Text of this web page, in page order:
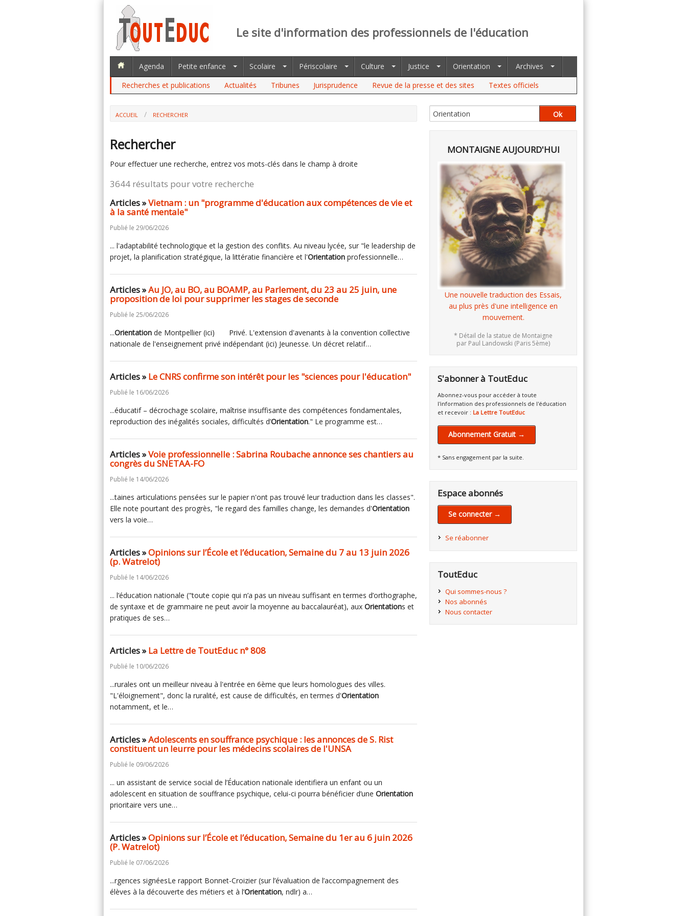
Le site d'information des professionnels de l'éducation
Agenda Petite enfance Scolaire Périscolaire Culture Justice Orientation
Archives
Recherches et publications
Actualités Tribunes Jurisprudence Revue de la presse et des sites Textes officiels
ACCUEIL RECHERCHER
Rechercher
Pour effectuer une recherche, entrez vos mots-clés dans le champ à droite
3644 résultats pour votre recherche
Articles »Vietnam : un "programme d'éducation aux compétences de vie et
à la santé mentale"
Publié le 29/06/2026
... l'adaptabilité technologique et la gestion des conflits. Au niveau lycée, sur "le leadership de
projet, la planification stratégique, la littératie financière et l'Orientation professionnelle…
Articles »Au JO, au BO, au BOAMP, au Parlement, du 23 au 25 juin, une
proposition de loi pour supprimer les stages de seconde
Publié le 25/06/2026
...Orientation de Montpellier (ici) Privé. L'extension d'avenants à la convention collective
nationale de l'enseignement privé indépendant (ici) Jeunesse. Un décret relatif…
Articles »Le CNRS confirme son intérêt pour les "sciences pour l'éducation"
Publié le 16/06/2026
...éducatif – décrochage scolaire, maîtrise insuffisante des compétences fondamentales,
reproduction des inégalités sociales, difficultés d’Orientation." Le programme est…
Articles »Voie professionnelle : Sabrina Roubache annonce ses chantiers au
congrès du SNETAA-FO
Publié le 14/06/2026
...taines articulations pensées sur le papier n'ont pas trouvé leur traduction dans les classes".
Elle note pourtant des progrès, "le regard des familles change, les demandes d'Orientation
vers la voie…
Articles »Opinions sur l’École et l’éducation, Semaine du 7 au 13 juin 2026
(p. Watrelot)
Publié le 14/06/2026
... l’éducation nationale ("toute copie qui n’a pas un niveau suffisant en termes d’orthographe,
de syntaxe et de grammaire ne peut avoir la moyenne au baccalauréat), aux Orientations et
pratiques de ses…
Articles »La Lettre de ToutEduc n° 808
Publié le 10/06/2026
...rurales ont un meilleur niveau à l'entrée en 6ème que leurs homologues des villes.
"L'éloignement", donc la ruralité, est cause de difficultés, en termes d'Orientation
notamment, et le…
Articles »Adolescents en souffrance psychique : les annonces de S. Rist
constituent un leurre pour les médecins scolaires de l'UNSA
Publié le 09/06/2026
... un assistant de service social de l’Éducation nationale identifiera un enfant ou un
adolescent en situation de souffrance psychique, celui-ci pourra bénéficier d’une Orientation
prioritaire vers une…
Articles »Opinions sur l’École et l’éducation, Semaine du 1er au 6 juin 2026
(P. Watrelot)
Publié le 07/06/2026
...rgences signéesLe rapport Bonnet-Croizier (sur l’évaluation de l’accompagnement des
élèves à la découverte des métiers et à l’Orientation, ndlr) a…
MONTAIGNE AUJOURD'HUI
Une nouvelle traduction des Essais,
au plus près d'une intelligence en
mouvement.
* Détail de la statue de Montaigne
par Paul Landowski (Paris 5ème)
S'abonner à ToutEduc
Abonnez-vous pour accéder à toute
l'information des professionnels de l'éducation
et recevoir : La Lettre ToutEduc
Abonnement Gratuit →
* Sans engagement par la suite.
Espace abonnés
Se connecter →
Se réabonner
ToutEduc
Qui sommes-nous ?
Nos abonnés
Nous contacter